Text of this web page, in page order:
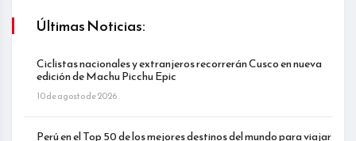
Últimas Noticias:
Ciclistas nacionales y extranjeros recorrerán Cusco en nueva
edición de Machu Picchu Epic
10 de agosto de 2026
Perú en el Top 50 de los mejores destinos del mundo para viajar